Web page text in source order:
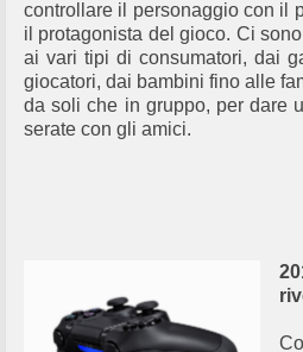
controllare il personaggio con il
il protagonista del gioco. Ci
ai vari tipi di consumatori, dai
giocatori, dai bambini fino alle
da soli che in gruppo, per dare
serate con gli amici.